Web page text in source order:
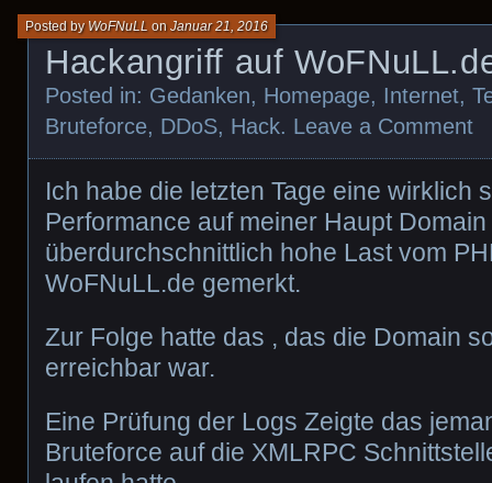
Hackangriff auf
Posted by WoFNuLL onJanuar 21, 2016
Posted in: Gedanken, Homepage, Internet,
Bruteforce, DDoS, Hack. Leave a Comment
Ich habe die letzten Tage eine wirklich
Performance auf meiner Haupt
überdurchschnittlich hohe Last vom
WoFNuLL.de gemerkt.
Zur Folge hatte das , das die Domain
erreichbar war.
Eine Prüfung der Logs Zeigte das
Bruteforce auf die XMLRPC